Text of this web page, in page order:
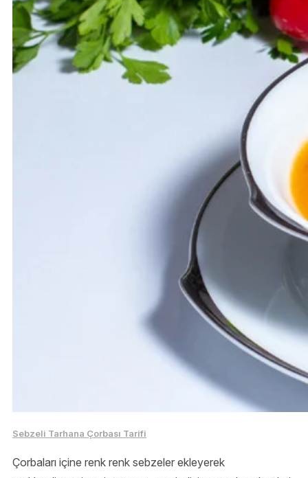
Sebzeli Tarhana Çorbası Tarifi
Çorbaları içine renk renk sebzeler ekleyerek